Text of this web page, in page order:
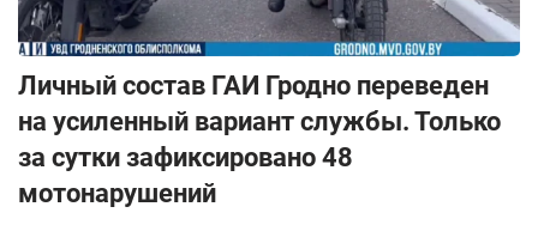
Личный состав ГАИ Гродно переведен
на усиленный вариант службы. Только
за сутки зафиксировано 48
мотонарушений